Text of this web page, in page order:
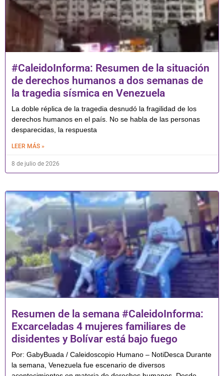
#CaleidoInforma: Resumen de la situación
de derechos humanos a dos semanas de
la tragedia sísmica en Venezuela
La doble réplica de la tragedia desnudó la fragilidad de los
derechos humanos en el país. No se habla de las personas
desparecidas, la respuesta
LEER MÁS »
8 de julio de 2026
Resumen de la semana #CaleidoInforma:
Excarceladas 4 mujeres familiares de
disidentes y Bolívar está bajo fuego
Por: GabyBuada / Caleidoscopio Humano – NotiDesca Durante
la semana, Venezuela fue escenario de diversos